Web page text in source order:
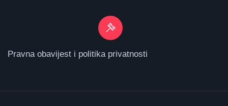
Pravna obavijest i politika privatnosti